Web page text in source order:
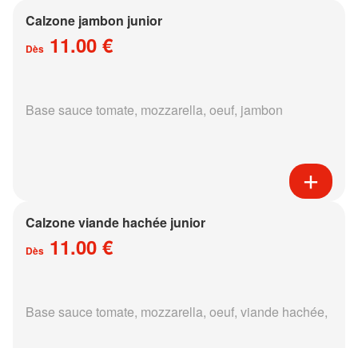
Calzone jambon junior
Dès 11.00 €
Base sauce tomate, mozzarella, oeuf, jambon
Calzone viande hachée junior
Dès 11.00 €
Base sauce tomate, mozzarella, oeuf, viande hachée,